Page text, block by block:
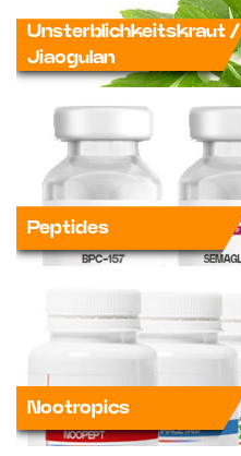
Unsterblichkeitskraut /
Jiaogulan
Peptides
Nootropics